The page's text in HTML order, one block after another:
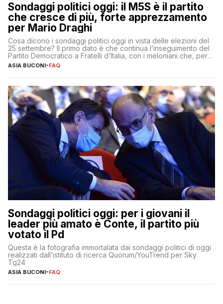
Sondaggi politici oggi: il M5S è il partito
che cresce di più, forte apprezzamento
per Mario Draghi
Cosa dicono i sondaggi politici oggi in vista delle elezioni del
25 settembre? Il primo dato è che continua l’inseguimento del
Partito Democratico a Fratelli d’Italia, con i meloniani che, però,
sembrano accumulare sempre più distacco affermandosi come
primo partito con il 24% (+0,7% rispetto a fine luglio), un
ASIA BUCONI-FAQ
Sondaggi politici oggi: per i giovani il
leader più amato è Conte, il partito più
votato il Pd
Questa è la fotografia immortalata dai sondaggi politici di oggi
realizzati dall’istituto di ricerca Quorum/YouTrend per Sky
Tg24
ASIA BUCONI-FAQ